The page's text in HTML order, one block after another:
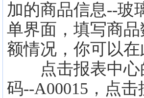
加的商品信息--玻
单界面，填写商
额情况，你可以
点击报表中心
码--A00015，点